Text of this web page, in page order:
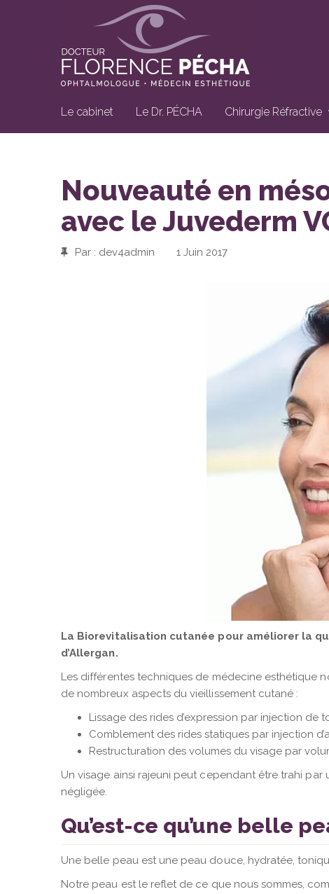
Le cabinet Le Dr. PÉCHA Chirurgie Réfractive
Nouveauté en
avec le Juvederm
Par : dev4admin 1 Juin 2017
La Biorevitalisation cutanée pour améliorer la
d’Allergan.
Les différentes techniques de médecine esthétique
de nombreux aspects du vieillissement cutané :
Lissage des rides d’expression par injection de
Comblement des rides statiques par injection
Restructuration des volumes du visage par
Un visage ainsi rajeuni peut cependant être trahi
négligée.
Qu’est-ce qu’une belle
Une belle peau est une peau douce, hydratée,
Notre peau est le reflet de ce que nous sommes,